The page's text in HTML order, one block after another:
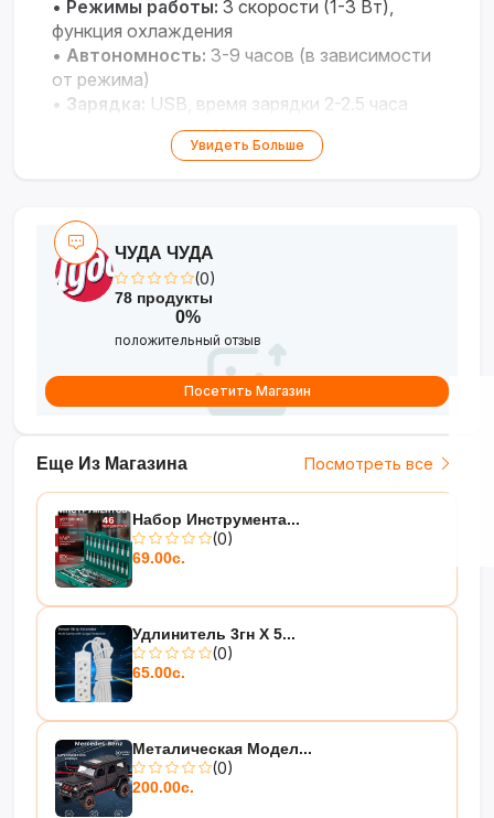
• Режимы работы: 3 скорости (1-3 Вт),
функция охлаждения
• Автономность: 3-9 часов (в зависимости
от режима)
• Зарядка: USB, время зарядки 2-2.5 часа
158×59×59 мм, цвет фиолетовый
Увидеть Больше
Еще Из Магазина Посмотреть все
Набор Инструмента...
(0)
69.00с.
Удлинитель 3гн Х 5...
(0)
65.00с.
Металическая Модел...
(0)
200.00с.
ЧУДА ЧУДА
(0)
78 продукты
0%
положительный отзыв
Посетить Магазин